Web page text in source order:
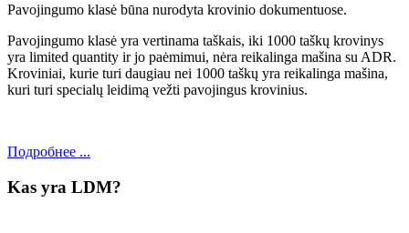
Pavojingumo klasė būna nurodyta krovinio dokumentuose.
Pavojingumo klasė yra vertinama taškais, iki 1000 taškų krovinys
yra limited quantity ir jo paėmimui, nėra reikalinga mašina su ADR.
Kroviniai, kurie turi daugiau nei 1000 taškų yra reikalinga mašina,
kuri turi specialų leidimą vežti pavojingus krovinius.
Подробнее ...
Kas yra LDM?